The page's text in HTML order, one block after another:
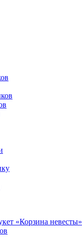
«Корзина невесты»